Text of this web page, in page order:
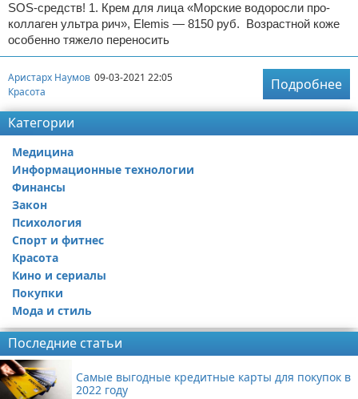
SOS-средств! 1. Крем для лица «Морские водоросли про-
коллаген ультра рич», Elemis — 8150 руб. Возрастной коже
особенно тяжело переносить
Аристарх Наумов 09-03-2021 22:05
Красота
Подробнее
Категории
Медицина
Информационные технологии
Финансы
Закон
Психология
Спорт и фитнес
Красота
Кино и сериалы
Покупки
Мода и стиль
Последние статьи
Самые выгодные кредитные карты для покупок в
2022 году